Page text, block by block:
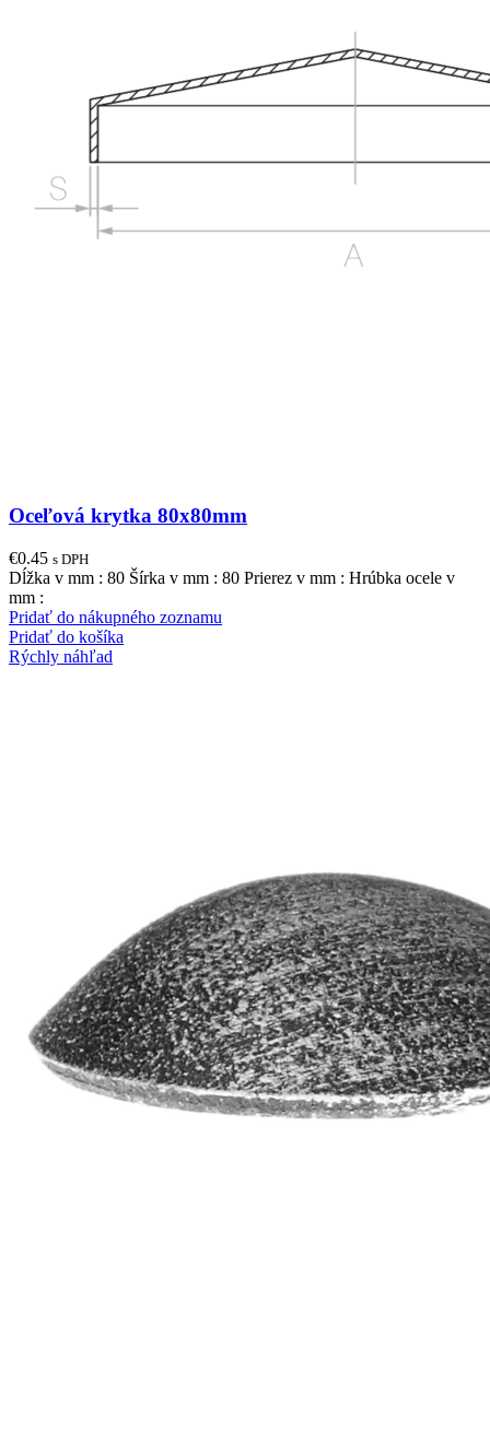
Oceľová krytka 80x80mm
€0.45 s DPH
Dĺžka v mm : 80 Šírka v mm : 80 Prierez v mm : Hrúbka ocele v
mm :
Pridať do nákupného zoznamu
Pridať do košíka
Rýchly náhľad